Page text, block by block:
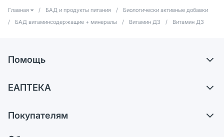
Главная / БАД и продукты питания /
Биологически активные добавки
/
БАД витаминсодержащие + минералы / Витамин Д3 / Витамин Д3
Помощь
Обмен и возврат
ЕАПТЕКА
Карьера
Покупателям